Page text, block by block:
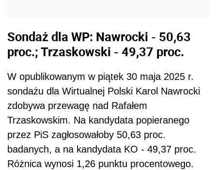
Sondaż dla WP: Nawrocki - 50,63
proc.; Trzaskowski - 49,37 proc.
W opublikowanym w piątek 30 maja 2025 r.
sondażu dla Wirtualnej Polski Karol Nawrocki
zdobywa przewagę nad Rafałem
Trzaskowskim. Na kandydata popieranego
przez PiS zagłosowałoby 50,63 proc.
badanych, a na kandydata KO - 49,37 proc.
Różnica wynosi 1,26 punktu procentowego.